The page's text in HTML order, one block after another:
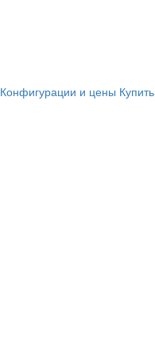
Конфигурации и цены Купить